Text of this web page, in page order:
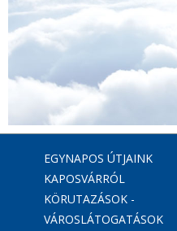
EGYNAPOS ÚTJAINK
KAPOSVÁRRÓL
KÖRUTAZÁSOK -
VÁROSLÁTOGATÁSOK